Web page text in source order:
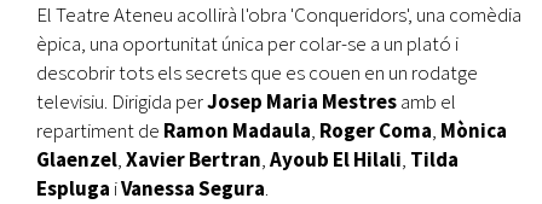
El Teatre Ateneu acollirà l'obra 'Conqueridors', una comèdia
èpica, una oportunitat única per colar-se a un plató i
descobrir tots els secrets que es couen en un rodatge
televisiu. Dirigida perJosep Maria Mestresamb el
repartiment de Ramon Madaula, Roger Coma, Mònica
Glaenzel,Xavier Bertran,Ayoub El Hilali, Tilda
Espluga iVanessa Segura.